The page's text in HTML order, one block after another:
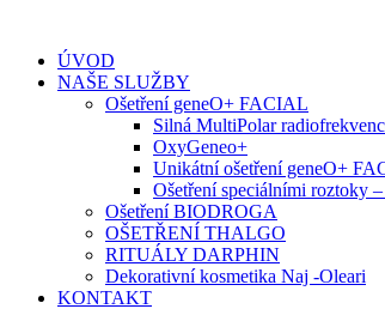
contentÚVOD
NAŠE SLUŽBY
Ošetření geneO+ FACIAL
Silná MultiPolar
OxyGeneo+
Unikátní ošetření geneO+
Ošetření speciálními roztoky
Ošetření BIODROGA
OŠETŘENÍ THALGO
RITUÁLY DARPHIN
Dekorativní kosmetika Naj -Oleari
KONTAKT